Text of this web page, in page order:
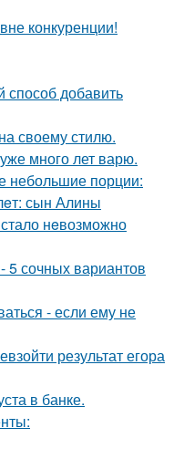
конкуренции!
способ добавить
своему стилю.
много лет варю.
небольшие порции:
сын Алины
нeвозможно
5 сочных вариантов
- если ему не
результат егора
в банке.